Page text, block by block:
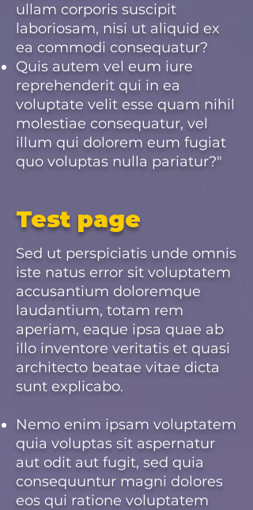
ullam corporis suscipit
laboriosam, nisi ut aliquid ex
ea commodi consequatur?
Quis autem vel eum iure
reprehenderit qui in ea
voluptate velit esse quam nihil
molestiae consequatur, vel
illum qui dolorem eum fugiat
quo voluptas nulla pariatur?"
Test page
Sed ut perspiciatis unde omnis
iste natus error sit voluptatem
accusantium doloremque
laudantium, totam rem
aperiam, eaque ipsa quae ab
illo inventore veritatis et quasi
architecto beatae vitae dicta
sunt explicabo.
Nemo enim ipsam voluptatem
quia voluptas sit aspernatur
aut odit aut fugit, sed quia
consequuntur magni dolores
eos qui ratione voluptatem